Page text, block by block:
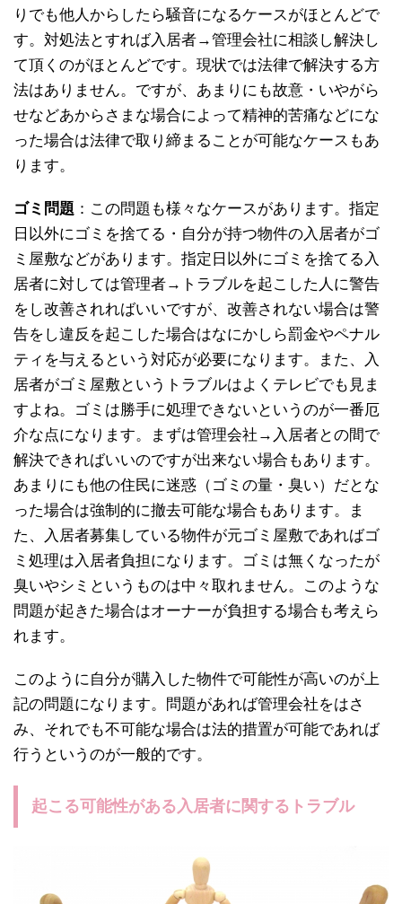
りでも他人からしたら騒音になるケースがほとんどで
す。対処法とすれば入居者→管理会社に相談し解決し
て頂くのがほとんどです。現状では法律で解決する方
法はありません。ですが、あまりにも故意・いやがら
せなどあからさまな場合によって精神的苦痛などにな
った場合は法律で取り締まることが可能なケースもあ
ります。
ゴミ問題 ：この問題も様々なケースがあります。指定
日以外にゴミを捨てる・自分が持つ物件の入居者がゴ
ミ屋敷などがあります。指定日以外にゴミを捨てる入
居者に対しては管理者→トラブルを起こした人に警告
をし改善されればいいですが、改善されない場合は警
告をし違反を起こした場合はなにかしら罰金やペナル
ティを与えるという対応が必要になります。また、入
居者がゴミ屋敷というトラブルはよくテレビでも見ま
すよね。ゴミは勝手に処理できないというのが一番厄
介な点になります。まずは管理会社→入居者との間で
解決できればいいのですが出来ない場合もあります。
あまりにも他の住民に迷惑（ゴミの量・臭い）だとな
った場合は強制的に撤去可能な場合もあります。ま
た、入居者募集している物件が元ゴミ屋敷であればゴ
ミ処理は入居者負担になります。ゴミは無くなったが
臭いやシミというものは中々取れません。このような
問題が起きた場合はオーナーが負担する場合も考えら
れます。
このように自分が購入した物件で可能性が高いのが上
記の問題になります。問題があれば管理会社をはさ
み、それでも不可能な場合は法的措置が可能であれば
行うというのが一般的です。
起こる可能性がある入居者に関するトラブル